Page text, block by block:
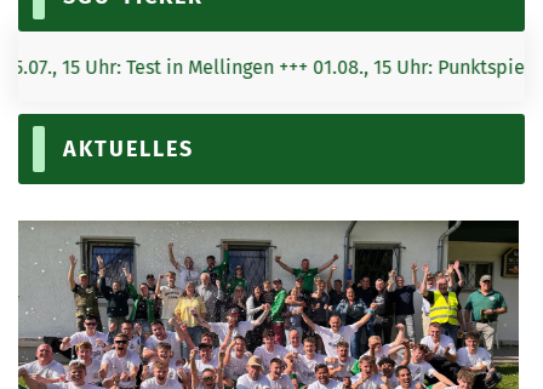
NACHWUCHS
KEGELN
LINKS
BILDERGALERIE
KONTAKT
Test in Mellingen +++ 01.08., 15 Uhr: Punktspielstart
AKTUELLES